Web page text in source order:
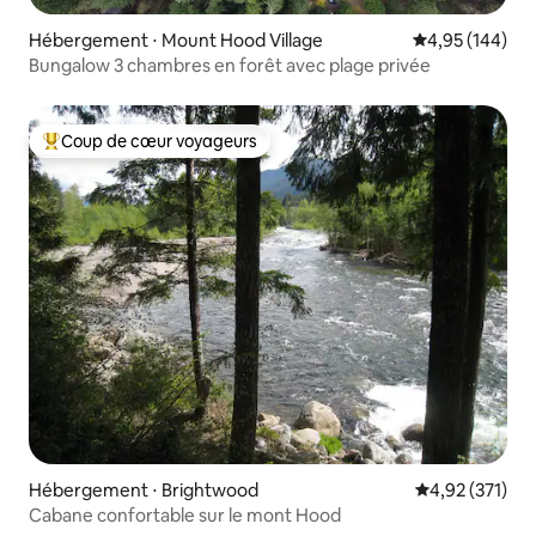
Hébergement ⋅ Mount Hood Village Évaluation
4,95 (144)
Bungalow 3 chambres en forêt avec plage privée
Coups de cœur voyageurs les plus appréciés
Coup de cœur voyageurs
Hébergement ⋅ Brightwood Évaluation
4,92 (371)
Cabane confortable sur le mont Hood